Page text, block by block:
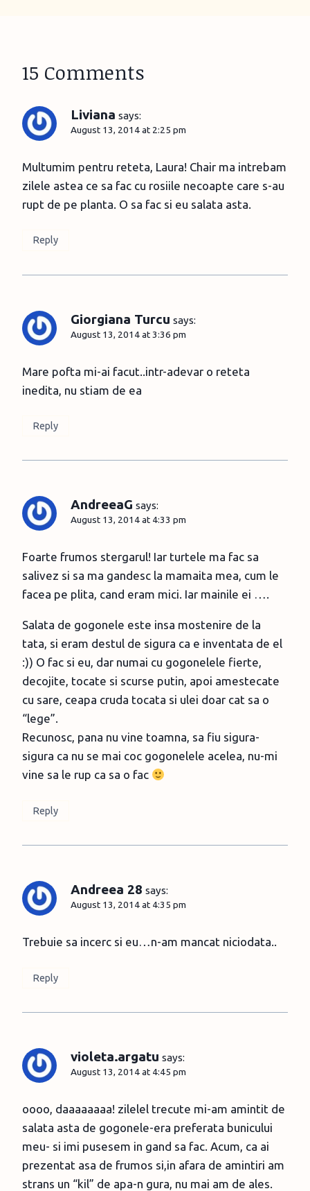
15 Comments
Liviana says:
August 13, 2014 at 2:25 pm
Multumim pentru reteta, Laura! Chair ma intrebam
zilele astea ce sa fac cu rosiile necoapte care s-au
rupt de pe planta. O sa fac si eu salata asta.
Reply
Giorgiana Turcu says:
August 13, 2014 at 3:36 pm
Mare pofta mi-ai facut..intr-adevar o reteta
inedita, nu stiam de ea
Reply
AndreeaG says:
August 13, 2014 at 4:33 pm
Foarte frumos stergarul! Iar turtele ma fac sa
salivez si sa ma gandesc la mamaita mea, cum le
facea pe plita, cand eram mici. Iar mainile ei ….
Salata de gogonele este insa mostenire de la
tata, si eram destul de sigura ca e inventata de el
:)) O fac si eu, dar numai cu gogonelele fierte,
decojite, tocate si scurse putin, apoi amestecate
cu sare, ceapa cruda tocata si ulei doar cat sa o
“lege”.
Recunosc, pana nu vine toamna, sa fiu sigura-
sigura ca nu se mai coc gogonelele acelea, nu-mi
vine sa le rup ca sa o fac
Reply
Andreea 28 says:
August 13, 2014 at 4:35 pm
Trebuie sa incerc si eu…n-am mancat niciodata..
Reply
violeta.argatu says:
August 13, 2014 at 4:45 pm
oooo, daaaaaaaa! zilelel trecute mi-am amintit de
salata asta de gogonele-era preferata bunicului
meu- si imi pusesem in gand sa fac. Acum, ca ai
prezentat asa de frumos si,in afara de amintiri am
strans un “kil” de apa-n gura, nu mai am de ales.